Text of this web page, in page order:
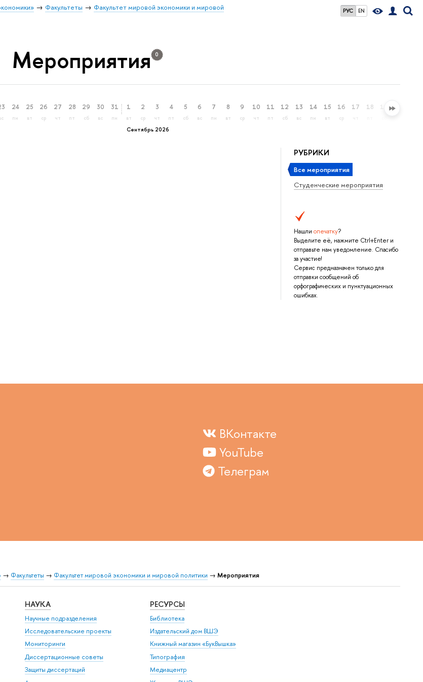
РУС EN
Факультеты
Факультет мировой экономики и мировой
Мероприятия 0
24
пн
25
вт
26
ср
27
чт
28
пт
29
сб
30
вс
31
пн
Сентябрь 2026
1
вт
2
ср
3
чт
4
пт
5
сб
6
вс
7
пн
8
вт
9
ср
10
чт
11
пт
12
сб
13
вс
14
пн
15
вт
16
ср
17 18 20
РУБРИКИ
Все мероприятия
Студенческие мероприятия
Нашли опечатку?
Выделите её, нажмите Ctrl+Enter и
отправьте нам уведомление. Спасибо
за участие!
Сервис предназначен только для
отправки сообщений об
орфографических и пунктуационных
ошибках.
ВКонтакте
YouTube
Телеграм
→ Факультеты → Факультет мировой экономики и мировой политики → Мероприятия
НАУКА
Научные подразделения
Исследовательские проекты
Мониторинги
Диссертационные советы
Защиты диссертаций
РЕСУРСЫ
Библиотека
Издательский дом ВШЭ
Книжный магазин «БукВышка»
Типография
Медиацентр